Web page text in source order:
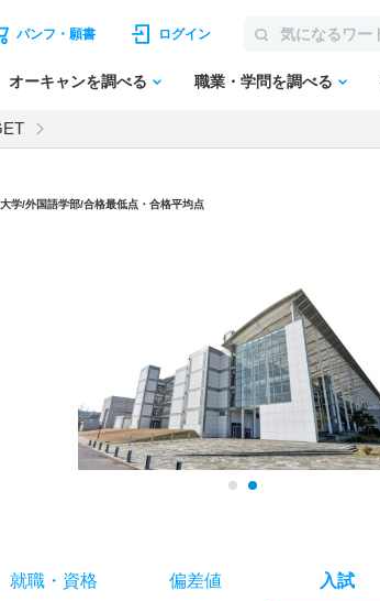
パンフ・願書 ログイン
オーキャンを調べる 職業・学問を調べる
学/外国語学部/合格最低点・合格平均点
就職・ 資格 偏差値 入試